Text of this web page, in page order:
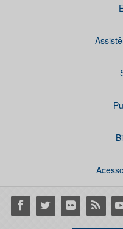
Facebook
Twitter Flickr RSS